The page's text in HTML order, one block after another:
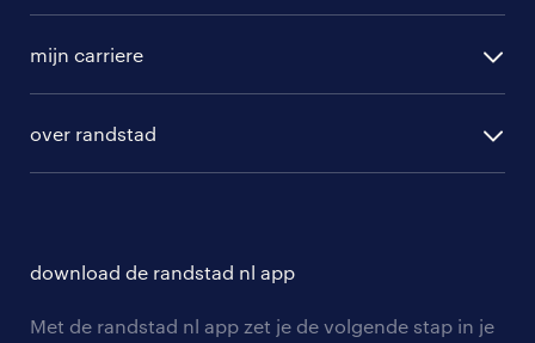
randstad professional
randstad digital
hr-diensten
branches
tarieven
personeel gezocht
mijn carriere
solliciteren
over randstad
download de randstad nl app
Met de randstad nl app zet je de volgende stap in je